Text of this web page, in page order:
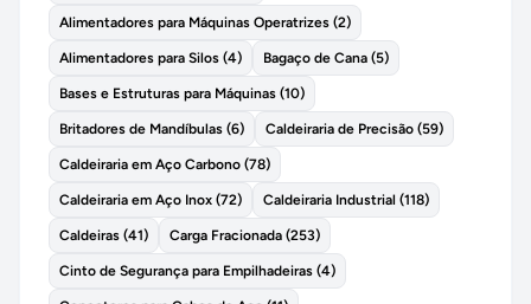
Alimentadores para Máquinas Operatrizes (2)
Alimentadores para Silos (4) Bagaço de Cana (5)
Bases e Estruturas para Máquinas (10)
Britadores de Mandíbulas (6) Caldeiraria de Precisão (59)
Caldeiraria em Aço Carbono (78)
Caldeiraria em Aço Inox (72) Caldeiraria Industrial (118)
Caldeiras (41) Carga Fracionada (253)
Cinto de Segurança para Empilhadeiras (4)